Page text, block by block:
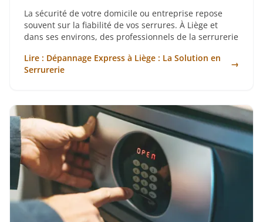
La sécurité de votre domicile ou entreprise repose
souvent sur la fiabilité de vos serrures. À Liège et
dans ses environs, des professionnels de la serrurerie
Lire : Dépannage Express à Liège : La Solution en
Serrurerie
→